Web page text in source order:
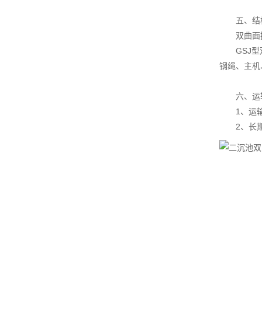
五、结
双曲面搅
GSJ型双
钢绳、主
六、运
1、运输
2、长期